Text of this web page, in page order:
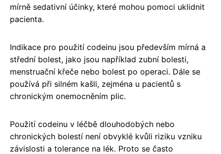
mírně sedativní účinky, které mohou pomoci uklidnit
pacienta.
Indikace pro použití codeinu jsou především mírná a
střední bolest, jako jsou například zubní bolesti,
menstruační křeče nebo bolest po operaci. Dále se
používá při silném kašli, zejména u pacientů s
chronickým onemocněním plic.
Použití codeinu v léčbě dlouhodobých nebo
chronických bolestí není obvyklé kvůli riziku vzniku
závislosti a tolerance na lék. Proto se často